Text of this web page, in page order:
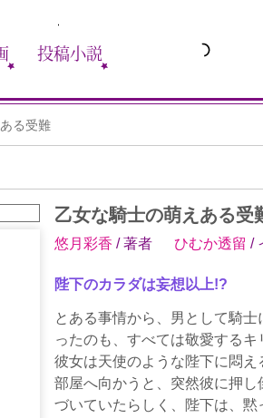
投稿小説
る受難
乙女な騎士の萌えある受
悠月彩香 / 著者 ひむか透留 /
陛下のカラダは妄想以上!?
とある事情から、男として騎
ったのも、すべては敬愛する
彼女は天使のような陛下に悶
部屋へ向かうと、突然彼に押
づいていたらしく、陛下は、